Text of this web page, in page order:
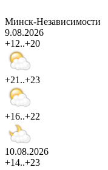
Минск-Независимости
9.08.2026
+12..+20
+21..+23
+16..+22
10.08.2026
+14..+23